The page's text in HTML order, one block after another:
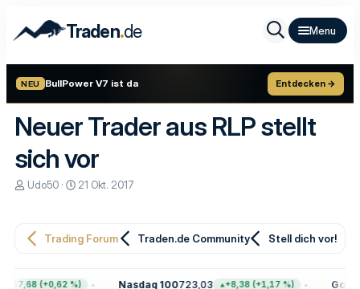
Traden.de
NEU BullPower V7 ist da Entdecken →
Neuer Trader aus RLP stellt
sich vor
E
e
Udo50
E
e
l
21 Okt. 2017
Trading Forum Traden.de Community Stell dich vor!
+47,68 (+0,62 %) Nasdaq 100723,03 +8,38 (+1,17 %) Gold